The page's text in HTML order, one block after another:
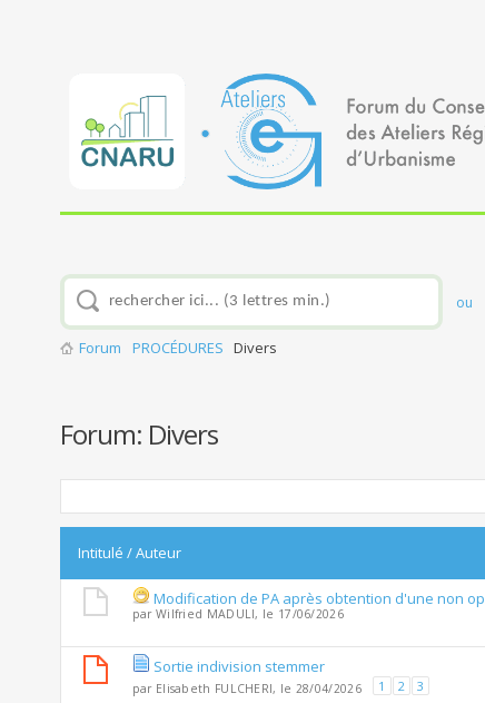
ou
Forum PROCÉDURES Divers
Forum: Divers
Intitulé /Auteur
Modification de PA après obtention d'une non
par Wilfried MADULI, le 17/06/2026
Sortie indivision stemmer
par Elisabeth FULCHERI, le 28/04/2026 1 2 3